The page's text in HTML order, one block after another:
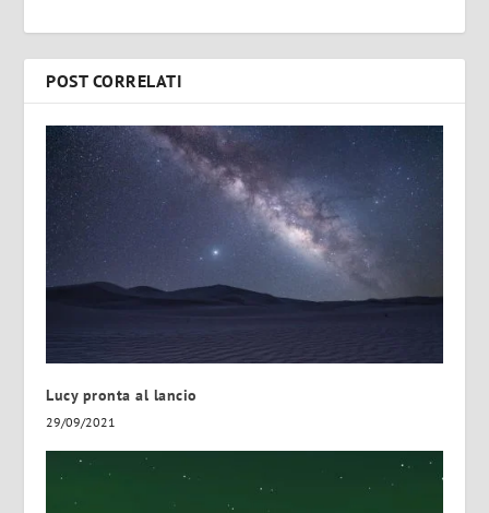
POST CORRELATI
Lucy pronta al lancio
29/09/2021